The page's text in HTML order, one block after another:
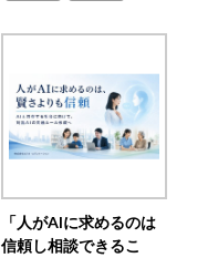
「人がAIに求めるのは
信頼し相談できるこ